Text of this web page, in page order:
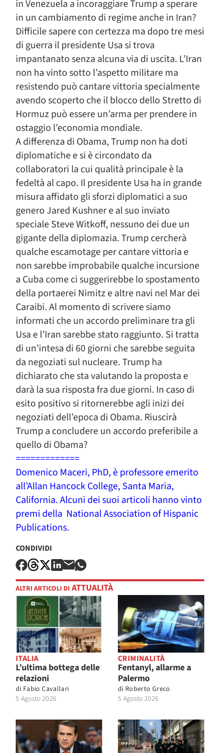
in Venezuela a incoraggiare Trump a sperare
in un cambiamento di regime anche in Iran?
Difficile sapere con certezza ma dopo tre mesi
di guerra il presidente Usa si trova
impantanato senza alcuna via di uscita. L’Iran
non ha vinto sotto l’aspetto militare ma
resistendo può cantare vittoria specialmente
avendo scoperto che il blocco dello Stretto di
Hormuz può essere un’arma per prendere in
ostaggio l’economia mondiale.
A differenza di Obama, Trump non ha doti
diplomatiche e si è circondato da
collaboratori la cui qualità principale è la
fedeltà al capo. Il presidente Usa ha in grande
misura affidato gli sforzi diplomatici a suo
genero Jared Kushner e al suo inviato
speciale Steve Witkoff, nessuno dei due un
gigante della diplomazia. Trump cercherà
qualche escamotage per cantare vittoria e
non sarebbe improbabile qualche incursione
a Cuba come ci suggerirebbe lo spostamento
della portaerei Nimitz e altre navi nel Mar dei
Caraibi. Al momento di scrivere siamo
informati che un accordo preliminare tra gli
Usa e l’Iran sarebbe stato raggiunto. Si tratta
di un’intesa di 60 giorni che sarebbe seguita
da negoziati sul nucleare. Trump ha
dichiarato che sta valutando la proposta e
darà la sua risposta fra due giorni. In caso di
esito positivo si ritornerebbe agli inizi dei
negoziati dell’epoca di Obama. Riuscirà
Trump a concludere un accordo preferibile a
quello di Obama?
=============
Domenico Maceri, PhD, è professore emerito
all’Allan Hancock College, Santa Maria,
California. Alcuni dei suoi articoli hanno vinto
premi della National Association of Hispanic
Publications.
CONDIVIDI
ALTRI ARTICOLI DI ATTUALITÀ
ITALIA
L’ultima bottega delle
relazioni
di Fabio Cavallari
5 Agosto 2026
CRIMINALITÀ
Fentanyl, allarme a
Palermo
di Roberto Greco
5 Agosto 2026